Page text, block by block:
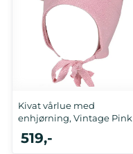
Kivat vårlue med
enhjørning, Vintage Pink
519,-